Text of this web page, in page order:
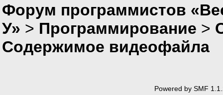
Форум программистов
У» > Программирование >
Содержимое видеофайла
Powered by SMF